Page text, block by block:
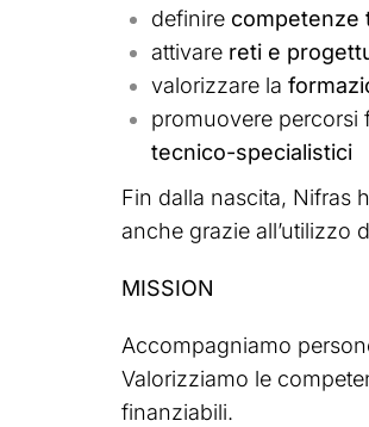
definire competenze
attivare reti e
valorizzare la
promuovere percorsi
tecnico-specialistici
Fin dalla nascita, Nifras
anche grazie all’utilizzo
MISSION
Accompagniamo
Valorizziamo le
finanziabili.